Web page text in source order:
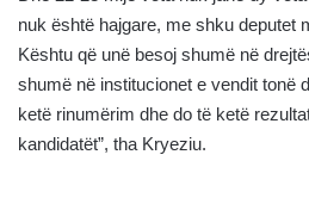
nuk është hajgare, me shku deputet
Kështu që unë besoj shumë në
shumë në institucionet e vendit tonë
ketë rinumërim dhe do të ketë
kandidatët”, tha Kryeziu.